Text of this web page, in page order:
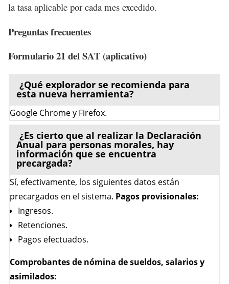
la tasa aplicable por cada mes excedido.
Preguntas frecuentes
Formulario 21 del SAT (aplicativo)
¿Qué explorador se recomienda para
esta nueva herramienta?
Google Chrome y Firefox.
¿Es cierto que al realizar la Declaración
Anual para personas morales, hay
información que se encuentra
precargada?
Sí, efectivamente, los siguientes datos están
precargados en el sistema. Pagos provisionales:
Ingresos.
Retenciones.
Pagos efectuados.
Comprobantes de nómina de sueldos, salarios y
asimilados: